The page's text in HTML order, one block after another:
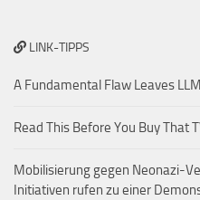
LINK-TIPPS
A Fundamental Flaw Leaves
Read This Before You Buy That
Mobilisierung gegen Neonazi-
Initiativen rufen zu einer